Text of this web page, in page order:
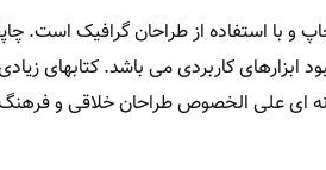
و با استفاده از طراحان گرافیک است.
ابزارهای کاربردی می باشد.
ای علی الخصوص طراحان خلاقی و